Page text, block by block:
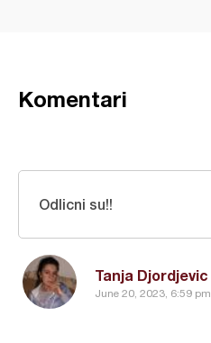
Komentari
Tanja Djordjevic
June 20, 2023, 6:59 pm
Odlicni su!!